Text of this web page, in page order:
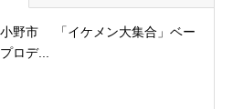
野市 「イケメン大集合」ベー
ロデ...